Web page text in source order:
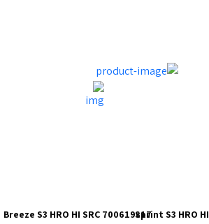
Sprint S3 HRO
Breeze S3 HRO HI SRC 700619c17